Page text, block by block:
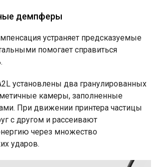
демпферы
устраняет предсказуемые
помогает справиться
установлены два гранулированных
камеры, заполненные
При движении принтера частицы
с другом и рассеивают
через множество
ударов.